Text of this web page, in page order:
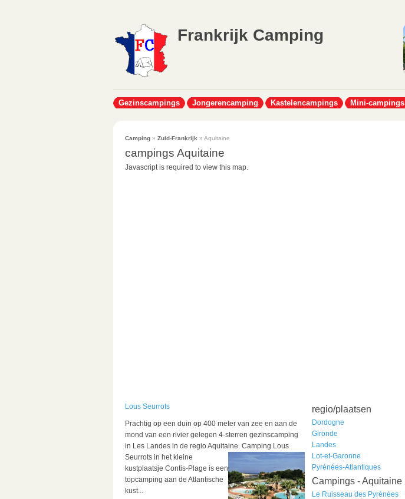
Frankrijk Camping
Gezinscampings Jongerencamping Kastelencampings Mini-campings
Camping » Zuid-Frankrijk » Aquitaine
campings Aquitaine
Javascript is required to view this map.
Lous Seurrots
Prachtig op een duin op 400 meter van zee en aan de
mond van een rivier gelegen 4-sterren gezinscamping
in Les Landes in de regio Aquitaine. Camping Lous
Seurrots in het kleine
kustplaatsje Contis-Plage is een
topcamping aan de Atlantische
kust...
regio/plaatsen
Dordogne
Gironde
Landes
Lot-et-Garonne
Pyrénées-Atlantiques
Campings - Aquitaine
Le Ruisseau des Pyrénées